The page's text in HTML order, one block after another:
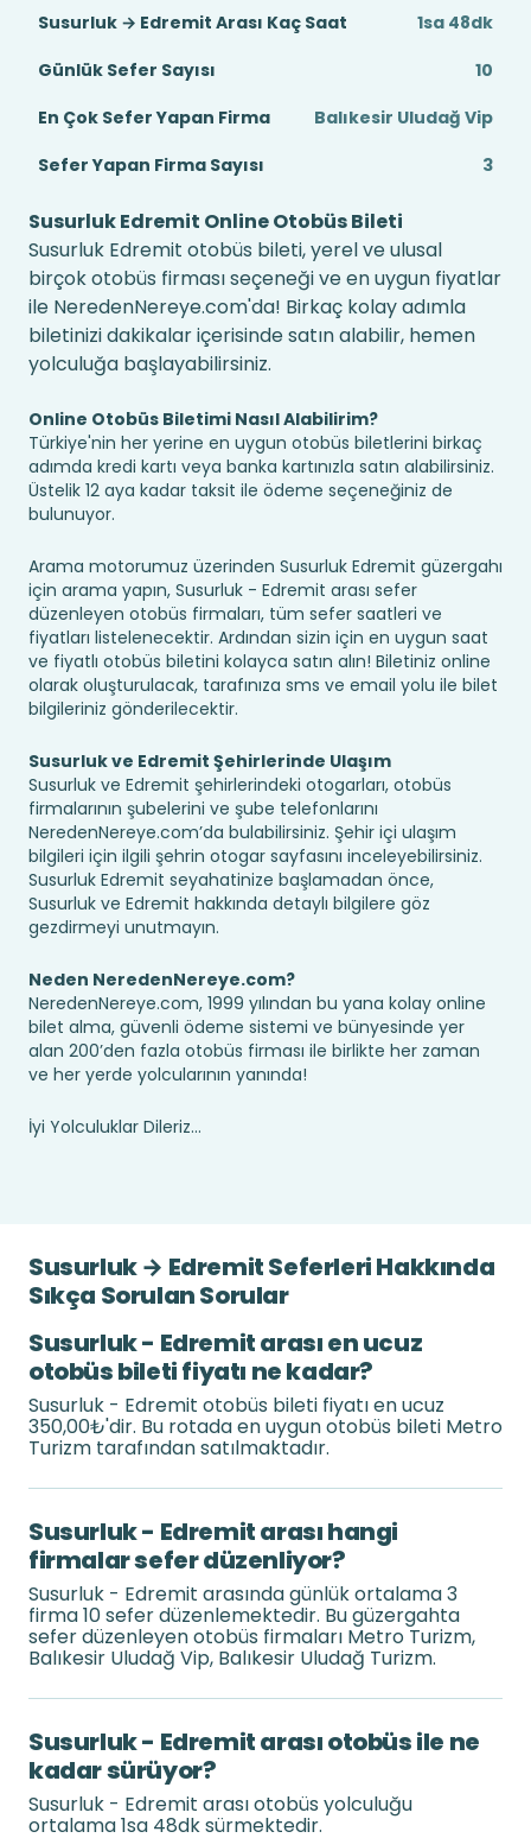
Susurluk → Edremit Arası Kaç Saat
1sa 48dk
Günlük Sefer Sayısı
10
En Çok Sefer Yapan Firma
Balıkesir Uludağ Vip
Sefer Yapan Firma Sayısı
3
Susurluk Edremit Online Otobüs Bileti
Susurluk Edremit otobüs bileti, yerel ve ulusal
birçok otobüs firması seçeneği ve en uygun fiyatlar
ile NeredenNereye.com'da! Birkaç kolay adımla
biletinizi dakikalar içerisinde satın alabilir, hemen
yolculuğa başlayabilirsiniz.
Online Otobüs Biletimi Nasıl Alabilirim?
Türkiye'nin her yerine en uygun otobüs biletlerini birkaç
adımda kredi kartı veya banka kartınızla satın alabilirsiniz.
Üstelik 12 aya kadar taksit ile ödeme seçeneğiniz de
bulunuyor.
Arama motorumuz üzerinden Susurluk Edremit güzergahı
için arama yapın, Susurluk - Edremit arası sefer
düzenleyen otobüs firmaları, tüm sefer saatleri ve
fiyatları listelenecektir. Ardından sizin için en uygun saat
ve fiyatlı otobüs biletini kolayca satın alın! Biletiniz online
olarak oluşturulacak, tarafınıza sms ve email yolu ile bilet
bilgileriniz gönderilecektir.
Susurluk ve Edremit Şehirlerinde Ulaşım
Susurluk ve Edremit şehirlerindeki otogarları, otobüs
firmalarının şubelerini ve şube telefonlarını
NeredenNereye.com’da bulabilirsiniz. Şehir içi ulaşım
bilgileri için ilgili şehrin otogar sayfasını inceleyebilirsiniz.
Susurluk Edremit seyahatinize başlamadan önce,
Susurluk ve Edremit hakkında detaylı bilgilere göz
gezdirmeyi unutmayın.
Neden NeredenNereye.com?
NeredenNereye.com, 1999 yılından bu yana kolay online
bilet alma, güvenli ödeme sistemi ve bünyesinde yer
alan 200’den fazla otobüs firması ile birlikte her zaman
ve her yerde yolcularının yanında!
İyi Yolculuklar Dileriz...
Susurluk → Edremit Seferleri Hakkında
Sıkça Sorulan Sorular
Susurluk - Edremit arası en ucuz
otobüs bileti fiyatı ne kadar?
Susurluk - Edremit otobüs bileti fiyatı en ucuz
350,00₺'dir. Bu rotada en uygun otobüs bileti Metro
Turizm tarafından satılmaktadır.
Susurluk - Edremit arası hangi
firmalar sefer düzenliyor?
Susurluk - Edremit arasında günlük ortalama 3
firma 10 sefer düzenlemektedir. Bu güzergahta
sefer düzenleyen otobüs firmaları Metro Turizm,
Balıkesir Uludağ Vip, Balıkesir Uludağ Turizm.
Susurluk - Edremit arası otobüs ile ne
kadar sürüyor?
Susurluk - Edremit arası otobüs yolculuğu
ortalama 1sa 48dk sürmektedir.